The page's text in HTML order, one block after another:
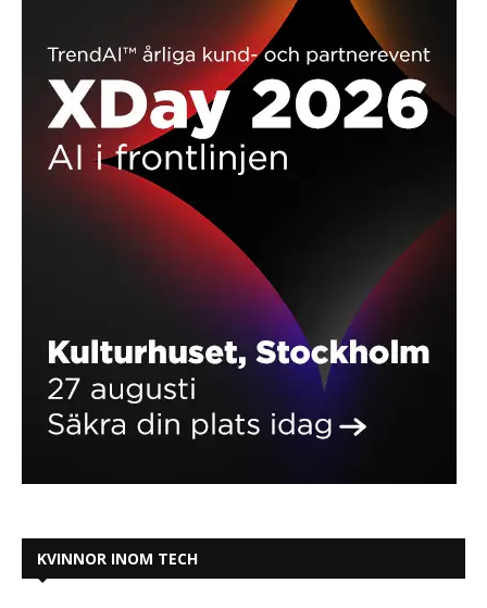
KVINNOR INOM TECH